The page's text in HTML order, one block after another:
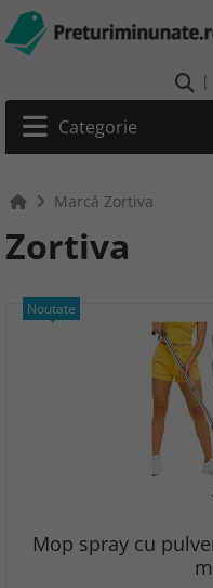
|
Categorie
Marcă Zortiva
Zortiva
Noutate
Mop spray cu